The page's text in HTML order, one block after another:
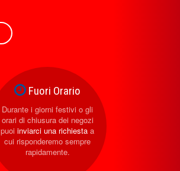
Fuori Orario
Durante i giorni festivi o gli
orari di chiusura dei negozi
puoi inviarci una richiesta a
cui risponderemo sempre
rapidamente.